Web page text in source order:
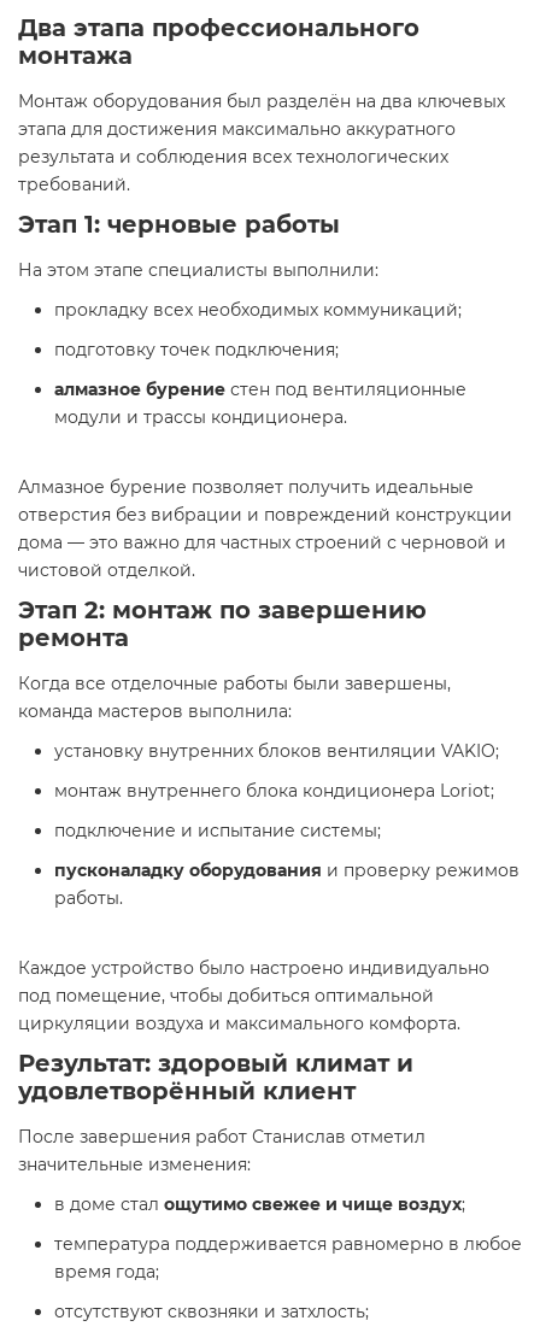
Два этапа профессионального
монтажа
Монтаж оборудования был разделён на два ключевых
этапа для достижения максимально аккуратного
результата и соблюдения всех технологических
требований.
Этап 1: черновые работы
На этом этапе специалисты выполнили:
прокладку всех необходимых коммуникаций;
подготовку точек подключения;
алмазное бурение стен под вентиляционные
модули и трассы кондиционера.
Алмазное бурение позволяет получить идеальные
отверстия без вибрации и повреждений конструкции
дома — это важно для частных строений с черновой и
чистовой отделкой.
Этап 2: монтаж по завершению
ремонта
Когда все отделочные работы были завершены,
команда мастеров выполнила:
установку внутренних блоков вентиляции VAKIO;
монтаж внутреннего блока кондиционера Loriot;
подключение и испытание системы;
пусконаладку оборудования и проверку режимов
работы.
Каждое устройство было настроено индивидуально
под помещение, чтобы добиться оптимальной
циркуляции воздуха и максимального комфорта.
Результат: здоровый климат и
удовлетворённый клиент
После завершения работ Станислав отметил
значительные изменения:
в доме стал ощутимо свежее и чище воздух;
температура поддерживается равномерно в любое
время года;
отсутствуют сквозняки и затхлость;